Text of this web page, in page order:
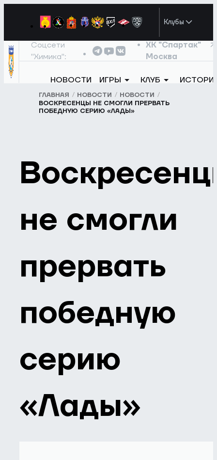
Клубы
Соцсети
"Химика":
ХК "Спартак"
Москва
НОВОСТИ ИГРЫ КЛУБ
ГЛАВНАЯ НОВОСТИ
НОВОСТИ
ВОСКРЕСЕНЦЫ НЕ СМОГЛИ ПРЕРВАТЬ
ПОБЕДНУЮ СЕРИЮ «ЛАДЫ»
не смогли
прервать
победную
серию
«Лады»